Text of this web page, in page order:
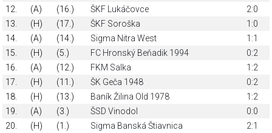
12.
(A) (16.) ŠKF Lukáčovce
2:0
13.
(H) (17.) ŠKF Soroška
1:0
14.
(A) (14.) Sigma Nitra West
1:1
15.
(H) (5.) FC Hronský Beňadik 1994
0:2
16.
(A) (12.) FKM Salka
1:2
17.
(H) (11.) ŠK Geča 1948
0:2
18.
(H) (13.) Baník Žilina Old 1978
1:2
19.
(A) (3.) ŠSD Vinodol
0:0
20.
(H) (1.) Sigma Banská Štiavnica
2:1